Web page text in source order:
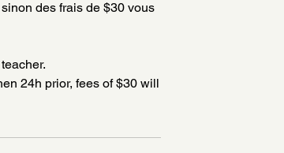
des frais de $30 vous
24h prior, fees of $30 will